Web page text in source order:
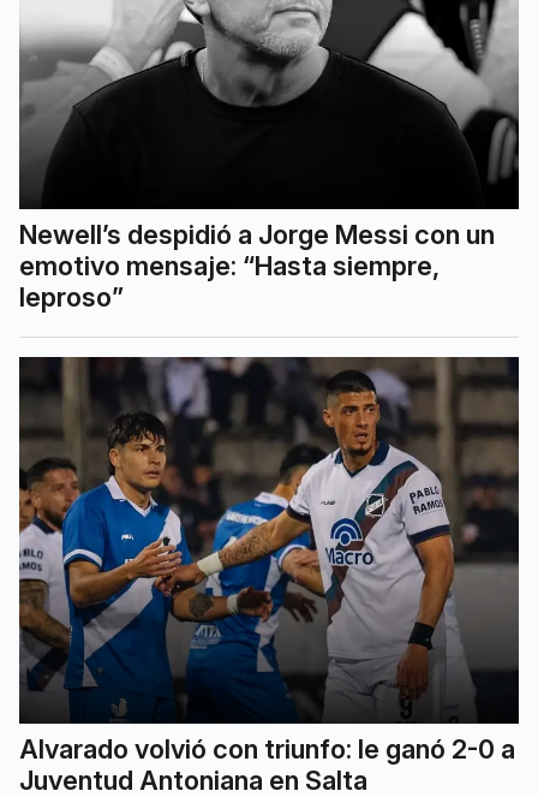
Newell’s despidió a Jorge Messi con un
emotivo mensaje: “Hasta siempre,
leproso”
Alvarado volvió con triunfo: le ganó 2-0 a
Juventud Antoniana en Salta